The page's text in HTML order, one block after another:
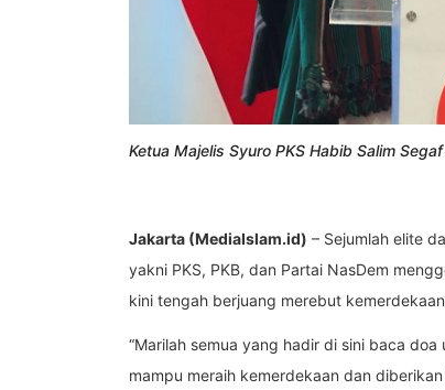
Ketua Majelis Syuro PKS Habib Salim
Jakarta (MediaIslam.id) – Sejumlah elite
yakni PKS, PKB, dan Partai NasDem
kini tengah berjuang merebut
“Marilah semua yang hadir di sini baca
mampu meraih kemerdekaan dan